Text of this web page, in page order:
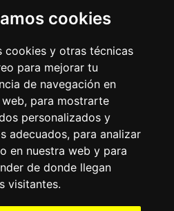
cookies
cookies y otras técnicas
para mejorar tu
de navegación en
web, para mostrarte
personalizados y
adecuados, para analizar
en nuestra web y para
de donde llegan
visitantes.
de un temita
gordofobia. Una cosa
Gordofobia Y es
que existe. Algo
sufrimos en silencio
al igual que en el
siempre
y en…